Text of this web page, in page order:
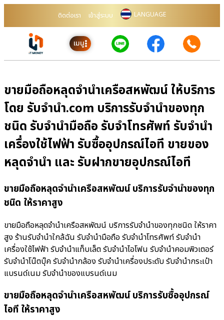
ติดต่อเรา เข้าสู่ระบบ LANGUAGE
เมนู
ขายมือถือหลุดจำนำเครือสหพัฒน์ ให้บริการ
โดย รับจํานํา.com บริการรับจำนำของทุก
ชนิด รับจำนำมือถือ รับจำโทรศัพท์ รับจำนำ
เครื่องใช้ไฟฟ้า รับซื้ออุปกรณ์ไอที ขายของ
หลุดจำนำ และ รับฝากขายอุปกรณ์ไอที
ขายมือถือหลุดจำนำเครือสหพัฒน์ บริการรับจำนำของทุก
ชนิด ให้ราคาสูง
ขายมือถือหลุดจำนำเครือสหพัฒน์ บริการรับจำนำของทุกชนิด ให้ราคา
สูง ร้านรับจํานําใกล้ฉัน รับจำนำมือถือ รับจำนำโทรศัพท์ รับจำนำ
เครื่องใช้ไฟฟ้า รับจำนำแท็บเล็ต รับจำนำไอโฟน รับจำนำคอมพิวเตอร์
รับจำนำโน๊ตบุ๊ค รับจำนำกล้อง รับจำนำเครื่องประดับ รับจำนำกระเป๋า
แบรนด์เนม รับจำนำของแบรนด์เนม
ขายมือถือหลุดจำนำเครือสหพัฒน์ บริการรับซื้ออุปกรณ์
ไอที ให้ราคาสูง